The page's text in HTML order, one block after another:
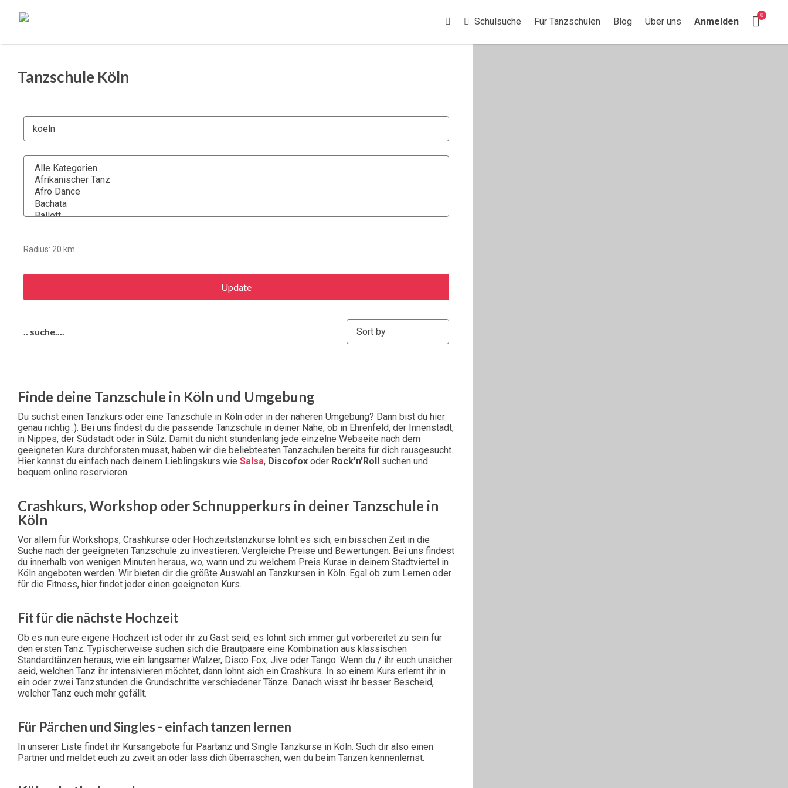
Schulsuche Für Tanzschulen Blog Über uns Anmelden
0
Suchen nach: Search This Location
Tanzschule Köln
Radius: 20 km
Update
.. suche....
Sort by:
Finde deine Tanzschule in Köln und Umgebung
Du suchst einen Tanzkurs oder eine Tanzschule in Köln oder in der näheren Umgebung? Dann bist du hier
genau richtig :). Bei uns findest du die passende Tanzschule in deiner Nähe, ob in Ehrenfeld, der Innenstadt,
in Nippes, der Südstadt oder in Sülz. Damit du nicht stundenlang jede einzelne Webseite nach dem
geeigneten Kurs durchforsten musst, haben wir die beliebtesten Tanzschulen bereits für dich rausgesucht.
Hier kannst du einfach nach deinem Lieblingskurs wie Salsa, Discofox oder Rock'n'Roll suchen und
bequem online reservieren.
Crashkurs, Workshop oder Schnupperkurs in deiner Tanzschule in
Köln
Vor allem für Workshops, Crashkurse oder Hochzeitstanzkurse lohnt es sich, ein bisschen Zeit in die
Suche nach der geeigneten Tanzschule zu investieren. Vergleiche Preise und Bewertungen. Bei uns findest
du innerhalb von wenigen Minuten heraus, wo, wann und zu welchem Preis Kurse in deinem Stadtviertel in
Köln angeboten werden. Wir bieten dir die größte Auswahl an Tanzkursen in Köln. Egal ob zum Lernen oder
für die Fitness, hier findet jeder einen geeigneten Kurs.
Fit für die nächste Hochzeit
Ob es nun eure eigene Hochzeit ist oder ihr zu Gast seid, es lohnt sich immer gut vorbereitet zu sein für
den ersten Tanz. Typischerweise suchen sich die Brautpaare eine Kombination aus klassischen
Standardtänzen heraus, wie ein langsamer Walzer, Disco Fox, Jive oder Tango. Wenn du / ihr euch unsicher
seid, welchen Tanz ihr intensivieren möchtet, dann lohnt sich ein Crashkurs. In so einem Kurs erlernt ihr in
ein oder zwei Tanzstunden die Grundschritte verschiedener Tänze. Danach wisst ihr besser Bescheid,
welcher Tanz euch mehr gefällt.
Für Pärchen und Singles - einfach tanzen lernen
In unserer Liste findet ihr Kursangebote für Paartanz und Single Tanzkurse in Köln. Such dir also einen
Partner und meldet euch zu zweit an oder lass dich überraschen, wen du beim Tanzen kennenlernst.